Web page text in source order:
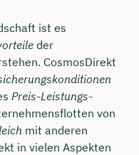
ist es
der
CosmosDirekt
Preis-Leistungs-
von
mit anderen
in vielen Aspekten